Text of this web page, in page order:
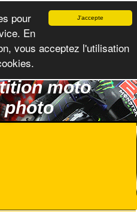
moto
photo
J'accepte
pour
En
vous acceptez l'utilisation